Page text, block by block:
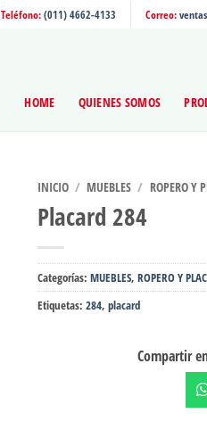
Teléfono:(011) 4662-4133 Correo:
HOME QUIENES SOMOS
INICIO / MUEBLES / ROPERO Y
Placard 284
Categorías:MUEBLES,ROPERO Y
Etiquetas:284,placard
Compartir